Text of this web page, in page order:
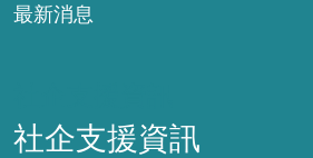
最新消息
社企支援資訊